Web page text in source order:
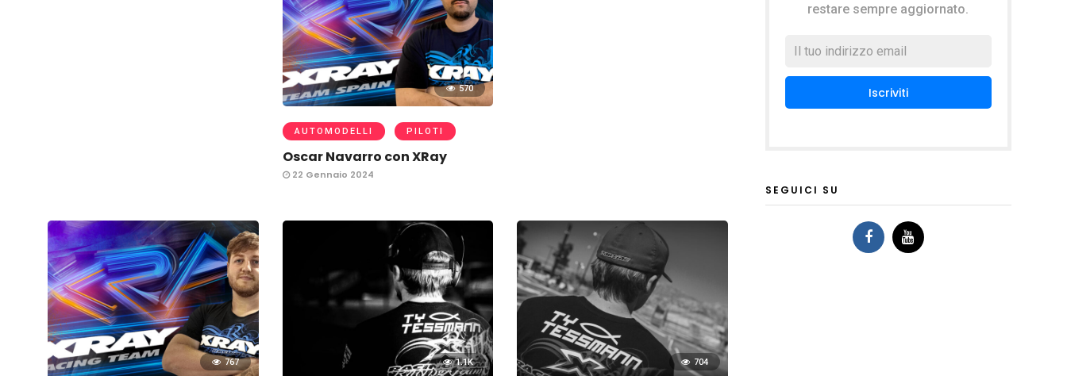
570
AUTOMODELLI PILOTI
Oscar Navarro con XRay
22 Gennaio 2024
767 704
1.1K
restare sempre aggiornato.
SEGUICI SU